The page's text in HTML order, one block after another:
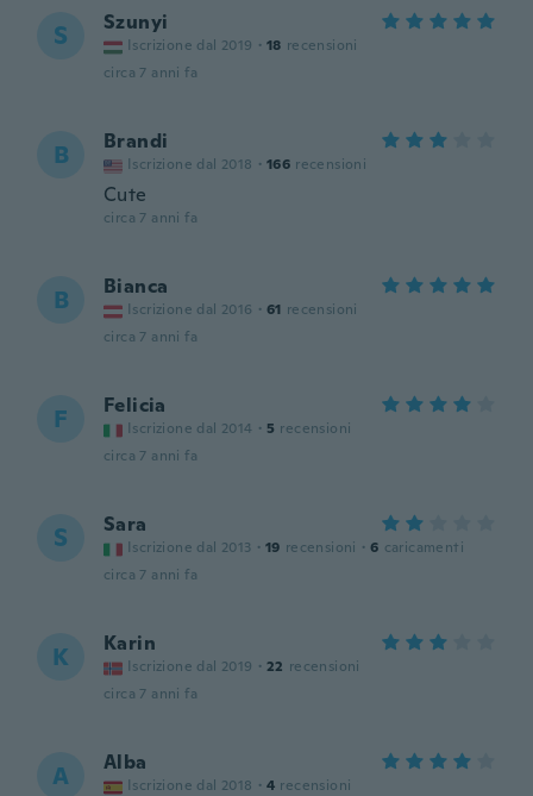
S Szunyi
Iscrizione dal 2019 · 18 recensioni
circa 7 anni fa
B Brandi
Iscrizione dal 2018 · 166 recensioni
Cute
circa 7 anni fa
B Bianca
Iscrizione dal 2016 · 61 recensioni
circa 7 anni fa
F Felicia
Iscrizione dal 2014 · 5 recensioni
circa 7 anni fa
S Sara
Iscrizione dal 2013 · 19 recensioni · 6 caricamenti
circa 7 anni fa
K Karin
Iscrizione dal 2019 · 22 recensioni
circa 7 anni fa
A Alba
Iscrizione dal 2018 · 4 recensioni